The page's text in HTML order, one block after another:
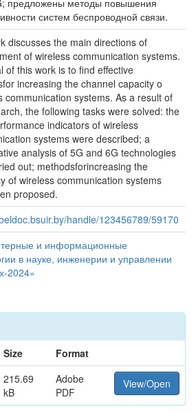
предложены методы повышения
систем беспроводной связи.
discusses the main directions of
of wireless communication systems.
of this work is to find effective
increasing the channel capacity o
communication systems. As a result of
the following tasks were solved: the
indicators of wireless
systems were described; a
analysis of 5G and 6G technologies
out; methodsforincreasing the
of wireless communication systems
proposed.
handle/123456789/59170
и информационные
в науке, инженерии и управлении
2024»
Size
Format
215.69
kB
Adobe
PDF
View/Open